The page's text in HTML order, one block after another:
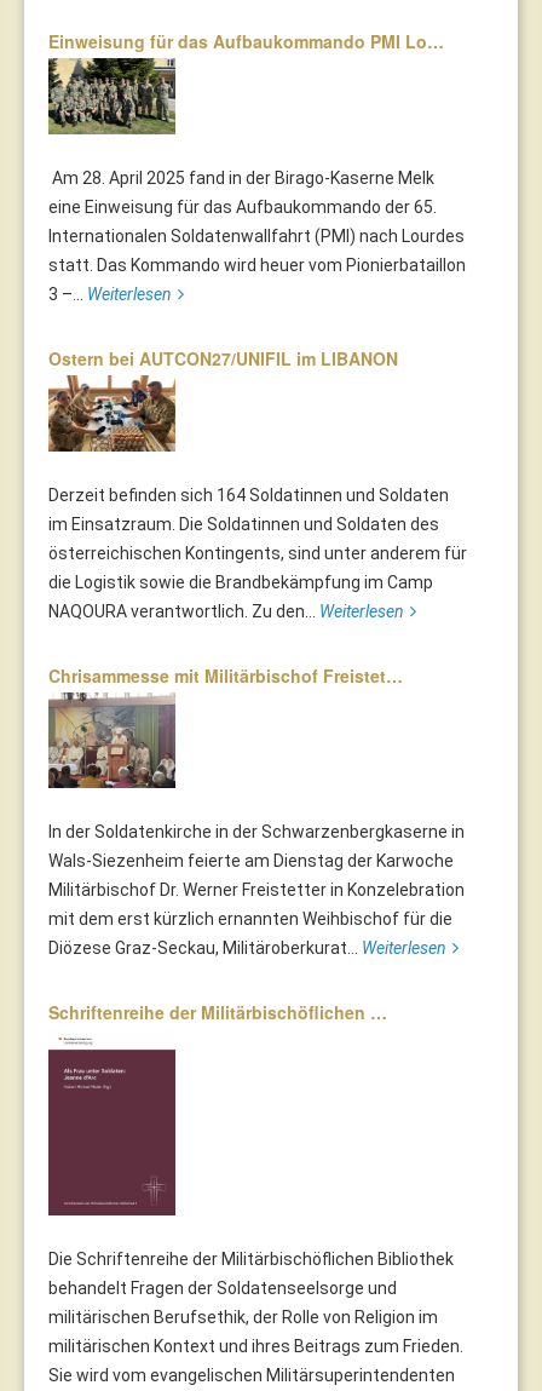
Einweisung für das Aufbaukommando PMI Lo…
Am 28. April 2025 fand in der Birago-Kaserne Melk
eine Einweisung für das Aufbaukommando der 65.
Internationalen Soldatenwallfahrt (PMI) nach Lourdes
statt. Das Kommando wird heuer vom Pionierbataillon
3 –... Weiterlesen
Ostern bei AUTCON27/UNIFIL im LIBANON
Derzeit befinden sich 164 Soldatinnen und Soldaten
im Einsatzraum. Die Soldatinnen und Soldaten des
österreichischen Kontingents, sind unter anderem für
die Logistik sowie die Brandbekämpfung im Camp
NAQOURA verantwortlich. Zu den... Weiterlesen
Chrisammesse mit Militärbischof Freistet…
In der Soldatenkirche in der Schwarzenbergkaserne in
Wals-Siezenheim feierte am Dienstag der Karwoche
Militärbischof Dr. Werner Freistetter in Konzelebration
mit dem erst kürzlich ernannten Weihbischof für die
Diözese Graz-Seckau, Militäroberkurat... Weiterlesen
Schriftenreihe der Militärbischöflichen …
Die Schriftenreihe der Militärbischöflichen Bibliothek
behandelt Fragen der Soldatenseelsorge und
militärischen Berufsethik, der Rolle von Religion im
militärischen Kontext und ihres Beitrags zum Frieden.
Sie wird vom evangelischen Militärsuperintendenten